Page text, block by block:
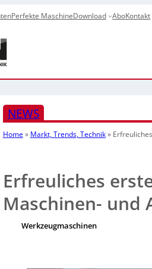
Perfekte MaschineDownload AboKontakt
NEWS
Home» Markt, Trends, Technik»
Erfreuliches
Maschinen- und
Werkzeugmaschinen